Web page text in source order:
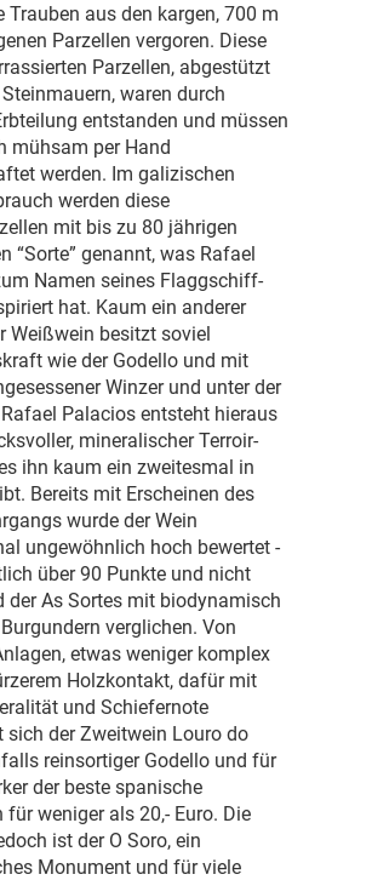
Trauben aus den kargen, 700 m
Parzellen vergoren. Diese
Parzellen, abgestützt
waren durch
entstanden und müssen
mühsam per Hand
werden. Im galizischen
werden diese
mit bis zu 80 jährigen
“Sorte” genannt, was Rafael
Namen seines Flaggschiff-
hat. Kaum ein anderer
Weißwein besitzt soviel
wie der Godello und mit
Winzer und unter der
Palacios entsteht hieraus
mineralischer Terroir-
ihn kaum ein zweitesmal in
Bereits mit Erscheinen des
wurde der Wein
ungewöhnlich hoch bewertet -
über 90 Punkte und nicht
der As Sortes mit biodynamisch
verglichen. Von
etwas weniger komplex
Holzkontakt, dafür mit
und Schiefernote
sich der Zweitwein Louro do
reinsortiger Godello und für
der beste spanische
für weniger als 20,- Euro. Die
ist der O Soro, ein
Monument und für viele